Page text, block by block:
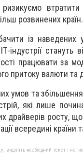
втратити
розвинених країн.
із наведених у
індустрії стануть
працювати за
притоку валюти та
умов та
які лише
драйверів росту,
всередині країни
необхідний текст і